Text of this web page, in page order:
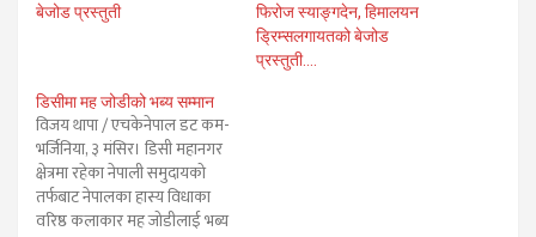
बेजोड प्रस्तुती
फिरोज स्याङ्गदेन, हिमालयन
ड्रिम्सलगायतको बेजोड
प्रस्तुती….
डिसीमा मह जोडीको भब्य सम्मान
विजय थापा / एचकेनेपाल डट कम-
भर्जिनिया, ३ मंसिर। डिसी महानगर
क्षेत्रमा रहेका नेपाली समुदायको
तर्फबाट नेपालका हास्य विधाका
वरिष्ठ कलाकार मह जोडीलाई भब्य